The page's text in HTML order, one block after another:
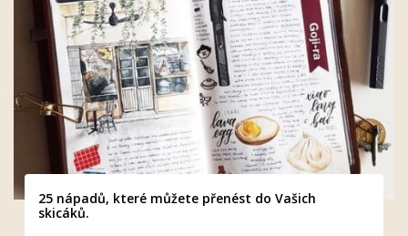
25 nápadů, které můžete přenést do Vašich
skicáků.